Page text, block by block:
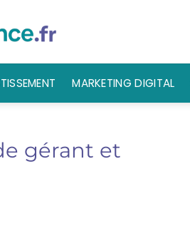
MARKETING DIGITAL
gérant et